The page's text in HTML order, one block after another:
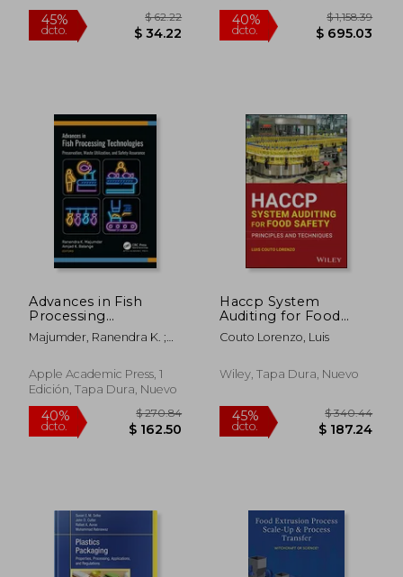
Gobiernos y
Engañado a la
45%
dcto.
40%
dcto.
Advances in Fish
Processing
Technologies:
Preservation, Waste
Assurance (en Inglés)
Majumder, Ranendra K. ;
Apple Academic Press, 1
Edición, Tapa Dura, Nuevo
Haccp System
Auditing for Food
Safety: Principles and
Techniques (en
Couto Lorenzo, Luis
Wiley, Tapa Dura, Nuevo